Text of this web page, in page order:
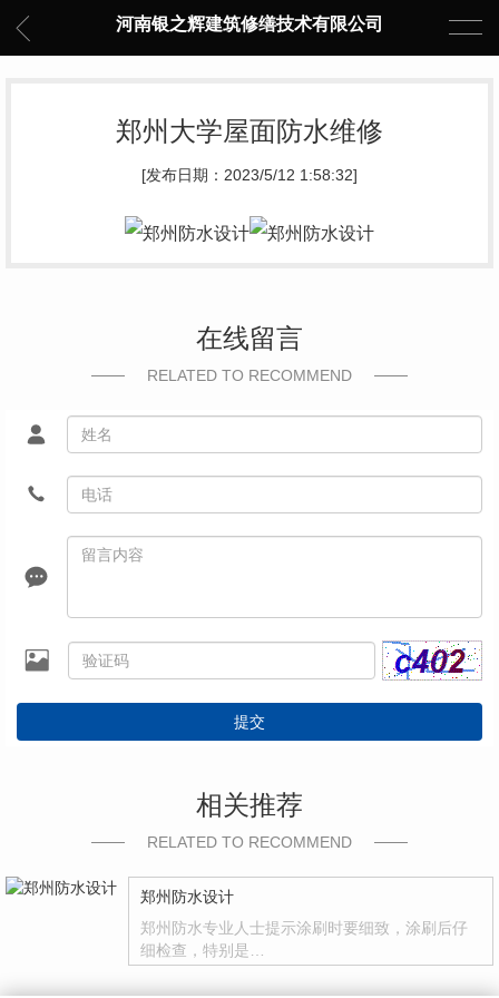
河南银之辉建筑修缮技术有限公司
郑州大学屋面防水维修
[发布日期：2023/5/12 1:58:32]
在线留言
RELATED TO RECOMMEND
提交
相关推荐
RELATED TO RECOMMEND
郑州防水设计
郑州防水专业人士提示涂刷时要细致，涂刷后仔
细检查，特别是…